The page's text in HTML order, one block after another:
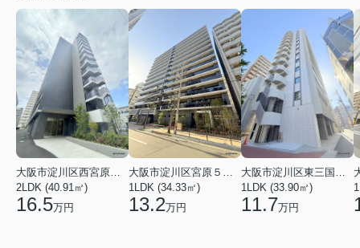
大阪市淀川区西宮原２丁目
2LDK (40.91㎡)
16.5万円
大阪市淀川区宮原５丁目
1LDK (34.33㎡)
13.2万円
大阪市淀川区東三国５丁目
1LDK (33.90㎡)
11.7万円